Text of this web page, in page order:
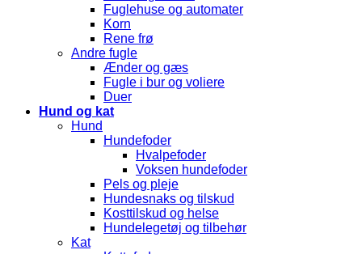
Fuglehuse og automater
Korn
Rene frø
Andre fugle
Ænder og gæs
Fugle i bur og voliere
Duer
Hund og kat
Hund
Hundefoder
Hvalpefoder
Voksen hundefoder
Pels og pleje
Hundesnaks og tilskud
Kosttilskud og helse
Hundelegetøj og tilbehør
Kat